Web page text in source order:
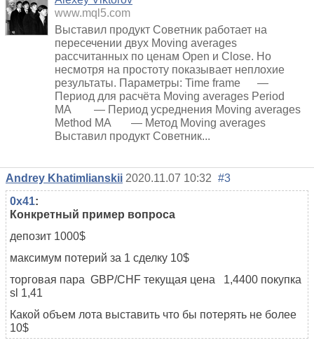
www.mql5.com
Выставил продукт Советник работает на
пересечении двух Moving averages
рассчитанных по ценам Open и Close. Но
несмотря на простоту показывает неплохие
результаты. Параметры: Time frame —
Период для расчёта Moving averages Period
MA — Период усреднения Moving averages
Method MA — Метод Moving averages
Выставил продукт Советник...
Andrey Khatimlianskii 2020.11.07 10:32 #3
0x41:
Конкретный пример вопроса
депозит 1000$
максимум потерий за 1 сделку 10$
торговая пара GBP/CHF текущая цена 1,4400 покупка
sl 1,41
Какой объем лота выставить что бы потерять не более
10$